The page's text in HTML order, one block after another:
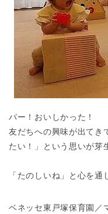
パー！おいしかった！
友だちへの興味が出てき
たい！」という思いが芽
「たのしいね」と心を通
ベネッセ東戸塚保育園／